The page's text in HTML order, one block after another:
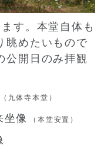
す。本堂自体も
眺めたいもので
公開日のみ拝観
（九体寺本堂）
坐像 （本堂安置）